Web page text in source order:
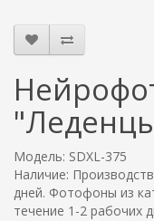
Модель: SDXL-375
Наличие:
дней. Фотофоны из
течение 1-2 рабочих